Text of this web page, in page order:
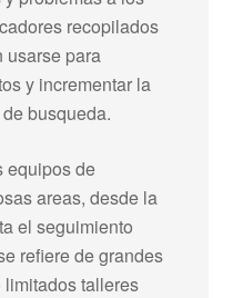
recopilados
usarse para
y incrementar la
busqueda.
equipos de
areas, desde la
el seguimiento
refiere de grandes
talleres